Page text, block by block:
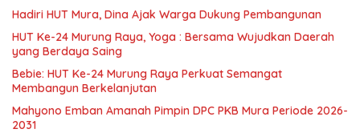
Hadiri HUT Mura, Dina Ajak Warga Dukung Pembangunan
HUT Ke-24 Murung Raya, Yoga : Bersama Wujudkan Daerah
yang Berdaya Saing
Bebie: HUT Ke-24 Murung Raya Perkuat Semangat
Membangun Berkelanjutan
Mahyono Emban Amanah Pimpin DPC PKB Mura Periode 2026-
2031